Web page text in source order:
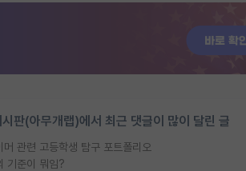
시판(아무개랩)에서 최근 댓글이 많이 달린 글
머 관련 고등학생 탐구 포트폴리오
기준이 뭐임?